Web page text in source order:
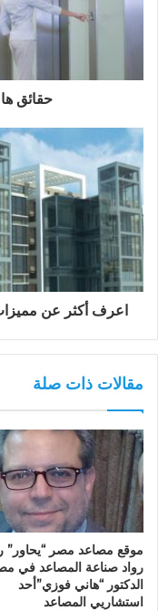
حقائق
اعرف أكثر عن
مقالات ذات صلة
موقع مصاعد مصر “يحاور”
رواد صناعة المصاعد في
الدكتور “هاني فوزي”أحد
استشاريي المصاعد